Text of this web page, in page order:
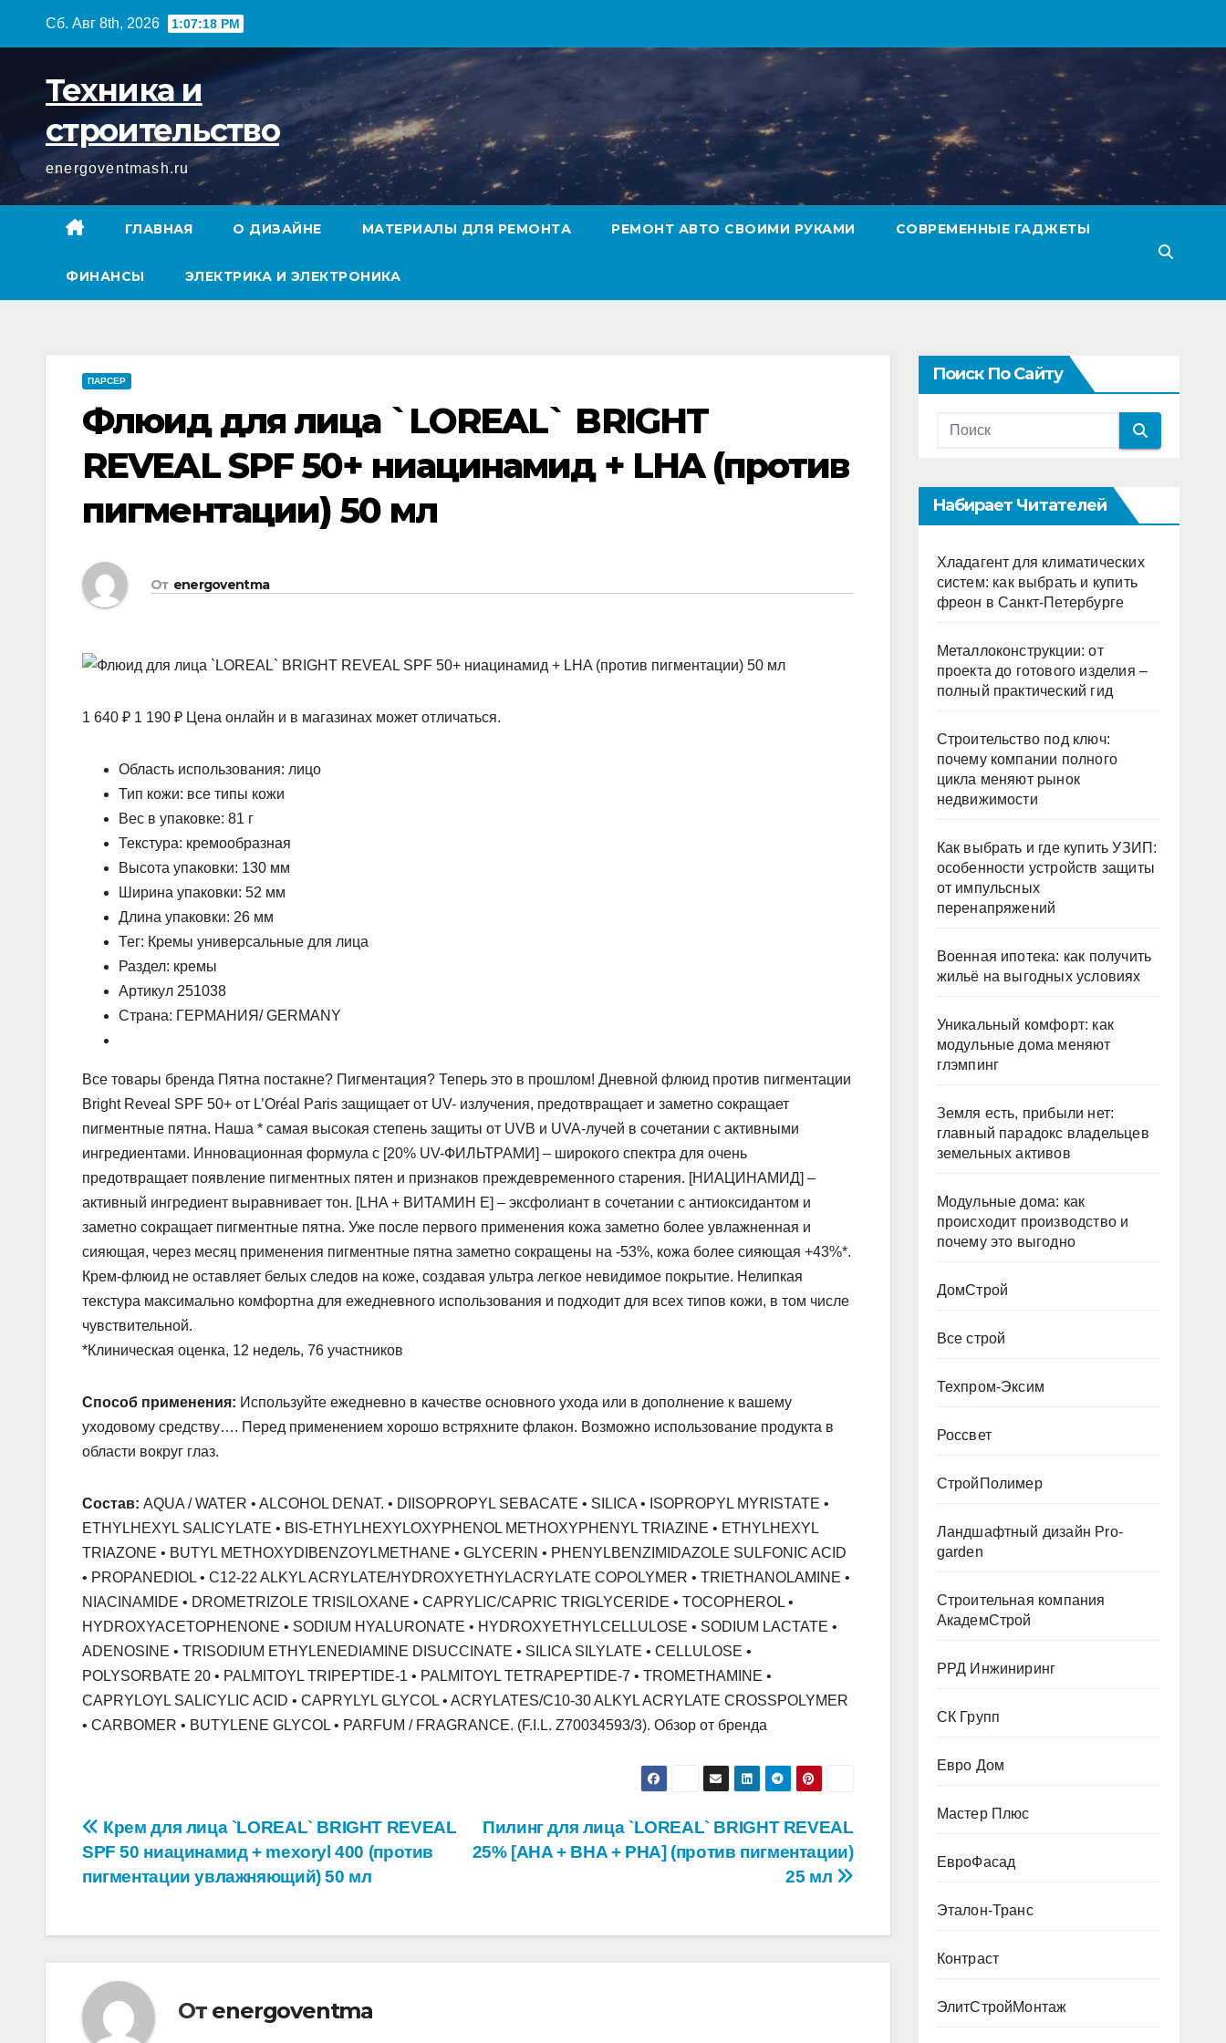
Сб. Авг 8th, 2026 1:07:19 PM
Техника и
строительство
energoventmash.ru
ГЛАВНАЯ О ДИЗАЙНЕ МАТЕРИАЛЫ ДЛЯ РЕМОНТА РЕМОНТ АВТО СВОИМИ РУКАМИ СОВРЕМЕННЫЕ ГАДЖЕТЫ
ФИНАНСЫ ЭЛЕКТРИКА И ЭЛЕКТРОНИКА
ПАРСЕР
Флюид для лица `LOREAL` BRIGHT
REVEAL SPF 50+ ниацинамид + LHA (против
пигментации) 50 мл
От energoventma
1 640 ₽ 1 190 ₽ Цена онлайн и в магазинах может отличаться.
Область использования: лицо
Тип кожи: все типы кожи
Вес в упаковке: 81 г
Текстура: кремообразная
Высота упаковки: 130 мм
Ширина упаковки: 52 мм
Длина упаковки: 26 мм
Тег: Кремы универсальные для лица
Раздел: кремы
Артикул 251038
Страна: ГЕРМАНИЯ/ GERMANY
Все товары бренда Пятна постакне? Пигментация? Теперь это в прошлом! Дневной флюид против пигментации
Bright Reveal SPF 50+ от L’Oréal Paris защищает от UV- излучения, предотвращает и заметно сокращает
пигментные пятна. Наша * самая высокая степень защиты от UVB и UVA-лучей в сочетании с активными
ингредиентами. Инновационная формула с [20% UV-ФИЛЬТРАМИ] – широкого спектра для очень
предотвращает появление пигментных пятен и признаков преждевременного старения. [НИАЦИНАМИД] –
активный ингредиент выравнивает тон. [LHA + ВИТАМИН Е] – эксфолиант в сочетании с антиоксидантом и
заметно сокращает пигментные пятна. Уже после первого применения кожа заметно более увлажненная и
сияющая, через месяц применения пигментные пятна заметно сокращены на -53%, кожа более сияющая +43%*.
Крем-флюид не оставляет белых следов на коже, создавая ультра легкое невидимое покрытие. Нелипкая
текстура максимально комфортна для ежедневного использования и подходит для всех типов кожи, в том числе
чувствительной.
*Клиническая оценка, 12 недель, 76 участников
Способ применения: Используйте ежедневно в качестве основного ухода или в дополнение к вашему
уходовому средству…. Перед применением хорошо встряхните флакон. Возможно использование продукта в
области вокруг глаз.
Состав: AQUA / WATER • ALCOHOL DENAT. • DIISOPROPYL SEBACATE • SILICA • ISOPROPYL MYRISTATE •
ETHYLHEXYL SALICYLATE • BIS-ETHYLHEXYLOXYPHENOL METHOXYPHENYL TRIAZINE • ETHYLHEXYL
TRIAZONE • BUTYL METHOXYDIBENZOYLMETHANE • GLYCERIN • PHENYLBENZIMIDAZOLE SULFONIC ACID
• PROPANEDIOL • C12-22 ALKYL ACRYLATE/HYDROXYETHYLACRYLATE COPOLYMER • TRIETHANOLAMINE •
NIACINAMIDE • DROMETRIZOLE TRISILOXANE • CAPRYLIC/CAPRIC TRIGLYCERIDE • TOCOPHEROL •
HYDROXYACETOPHENONE • SODIUM HYALURONATE • HYDROXYETHYLCELLULOSE • SODIUM LACTATE •
ADENOSINE • TRISODIUM ETHYLENEDIAMINE DISUCCINATE • SILICA SILYLATE • CELLULOSE •
POLYSORBATE 20 • PALMITOYL TRIPEPTIDE-1 • PALMITOYL TETRAPEPTIDE-7 • TROMETHAMINE •
CAPRYLOYL SALICYLIC ACID • CAPRYLYL GLYCOL • ACRYLATES/C10-30 ALKYL ACRYLATE CROSSPOLYMER
• CARBOMER • BUTYLENE GLYCOL • PARFUM / FRAGRANCE. (F.I.L. Z70034593/3). Обзор от бренда
Навигация
по
Пилинг для лица `LOREAL` BRIGHT REVEAL
25% [AHA + BHA + PHA] (против пигментации)
25 мл
Крем для лица `LOREAL` BRIGHT REVEAL
SPF 50 ниацинамид + mexoryl 400 (против
пигментации увлажняющий) 50 мл
От energoventma
Поиск По Сайту
Набирает Читателей
Хладагент для климатических
систем: как выбрать и купить
фреон в Санкт-Петербурге
Металлоконструкции: от
проекта до готового изделия –
полный практический гид
Строительство под ключ:
почему компании полного
цикла меняют рынок
недвижимости
Как выбрать и где купить УЗИП:
особенности устройств защиты
от импульсных
перенапряжений
Военная ипотека: как получить
жильё на выгодных условиях
Уникальный комфорт: как
модульные дома меняют
глэмпинг
Земля есть, прибыли нет:
главный парадокс владельцев
земельных активов
Модульные дома: как
происходит производство и
почему это выгодно
ДомСтрой
Все строй
Техпром-Эксим
Россвет
СтройПолимер
Ландшафтный дизайн Pro-
garden
Строительная компания
АкадемСтрой
РРД Инжиниринг
СК Групп
Евро Дом
Мастер Плюс
ЕвроФасад
Эталон-Транс
Контраст
ЭлитСтройМонтаж